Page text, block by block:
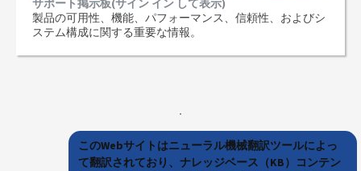
サポート掲示板(サイン イン して表示)
製品の可用性、機能、パフォーマンス、信頼性、およびシ
ステム構成に関する重要な情報。
このWebサイトはニューラル機械翻訳ツールによっ
て翻訳されており、ナレッジベース（KB）コンテン